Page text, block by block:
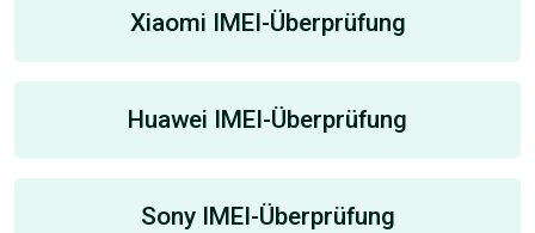
Xiaomi IMEI-Überprüfung
Huawei IMEI-Überprüfung
Sony IMEI-Überprüfung